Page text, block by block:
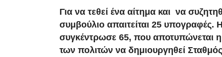
Για να τεθεί ένα αίτημα και να
συμβούλιο απαιτείται 25 υπογραφές.
συγκέντρωσε 65, που αποτυπώνεται
των πολιτών να δημιουργηθεί